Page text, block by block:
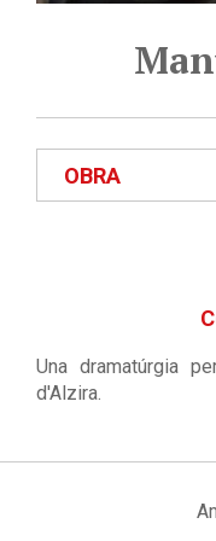
OBRA
Una dramatúrgia
d'Alzira.